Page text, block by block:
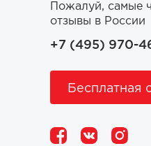
Пожалуй, самые
отзывы в России
+7 (495) 970-
Бесплатная